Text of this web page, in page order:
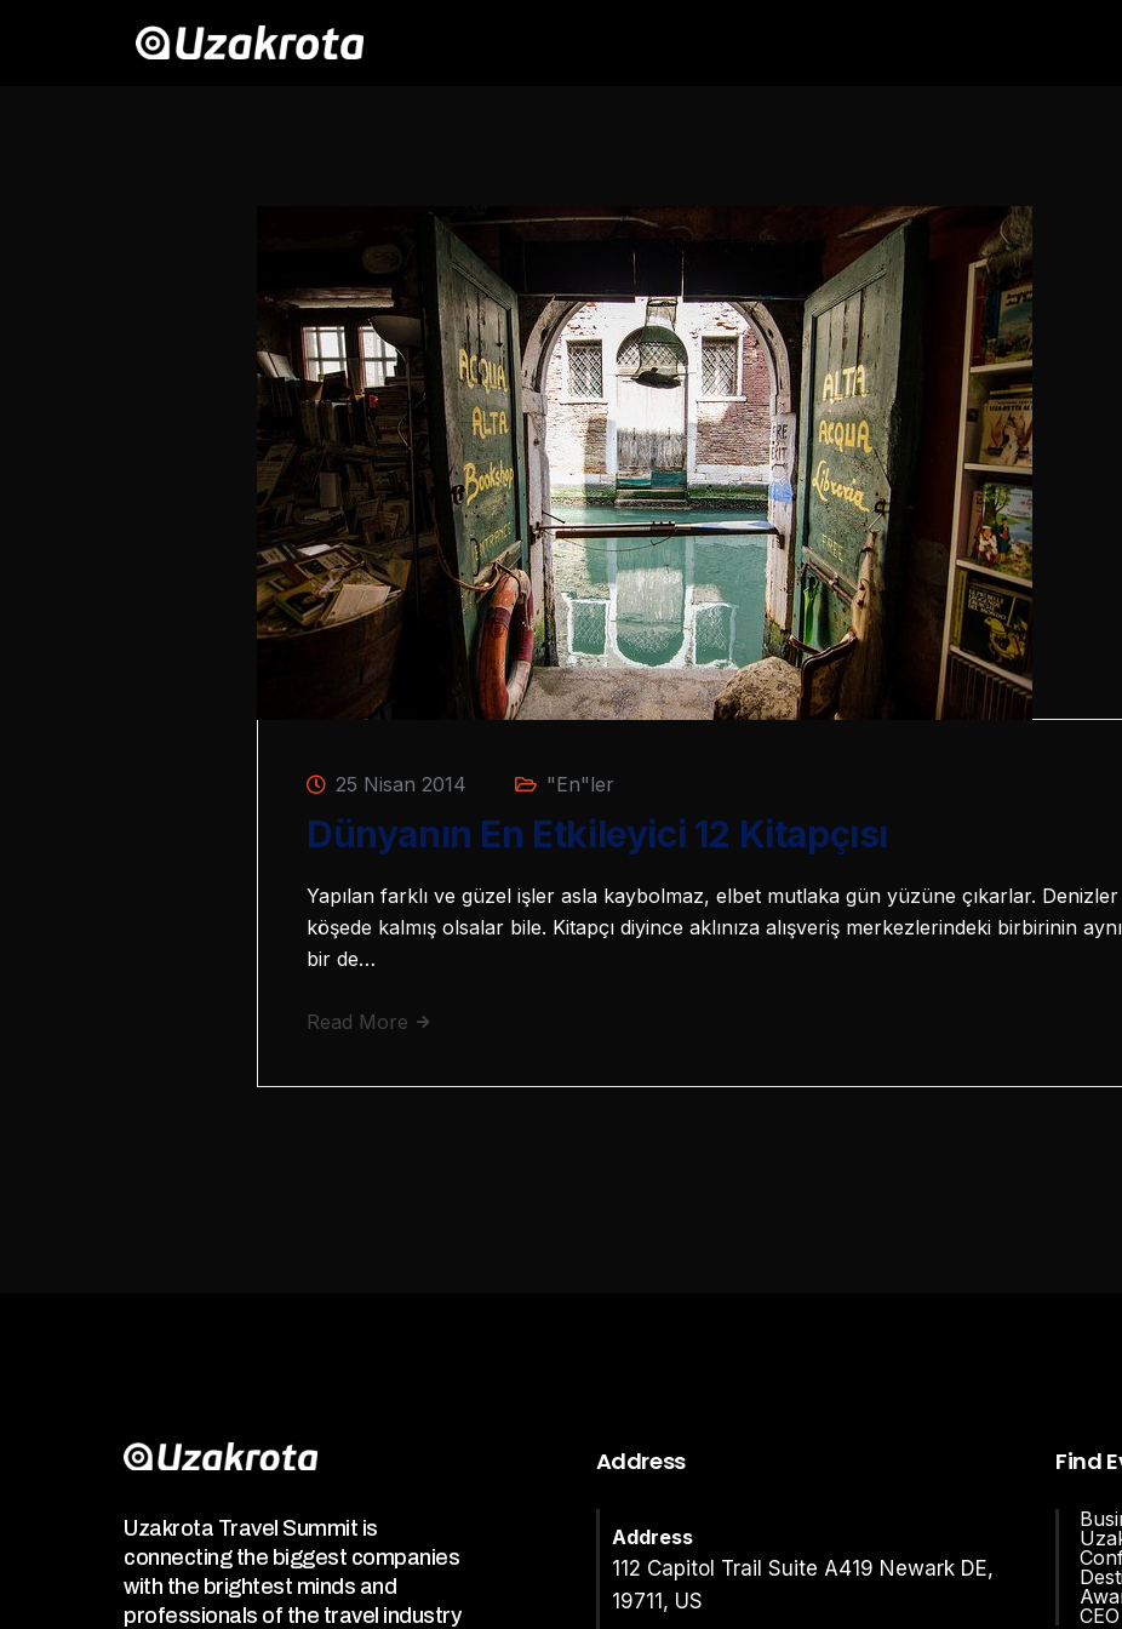
25 Nisan 2014 "En"ler
Dünyanın En Etkileyici 12 Kitapçısı
Yapılan farklı ve güzel işler asla kaybolmaz, elbet mutlaka gün yüzüne çıkarlar. Denizler
köşede kalmış olsalar bile. Kitapçı diyince aklınıza alışveriş merkezlerindeki birbirinin
bir de…
Read More
Uzakrota Travel Summit is
connecting the biggest companies
with the brightest minds and
professionals of the travel industry
Address
Address
112 Capitol Trail Suite A419 Newark DE,
19711, US
Find